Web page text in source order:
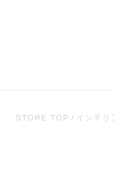
STORE TOP インテリ